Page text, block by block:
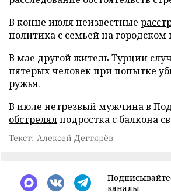
В конце июля неизвестные
политика с семьей на
В мае другой житель Турции
пятерых человек при попытке
ружья.
В июле нетрезвый мужчина в
обстрелялподростка с балкона
Текст: Алексей Дегтярёв
каналы